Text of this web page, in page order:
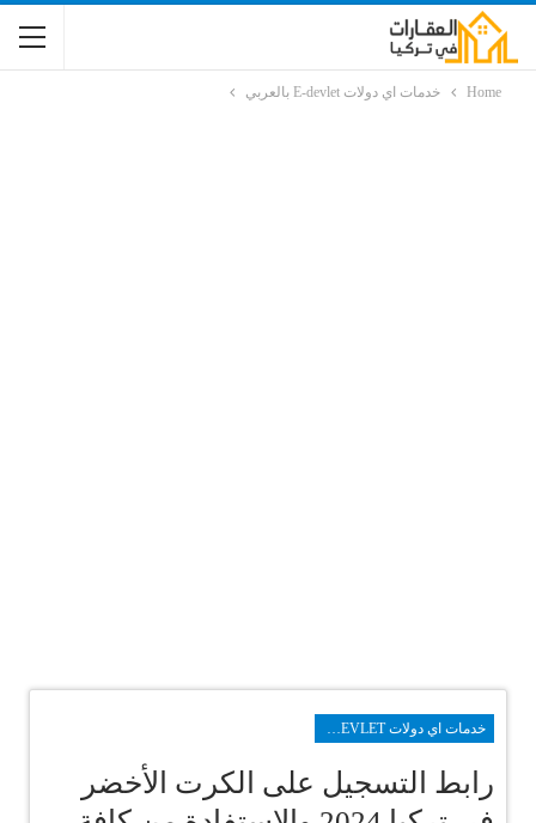
Home خدمات اي دولات E-devlet بالعربي
خدمات اي دولات E-DEVLET بالعربي
رابط التسجيل على الكرت الأخضر